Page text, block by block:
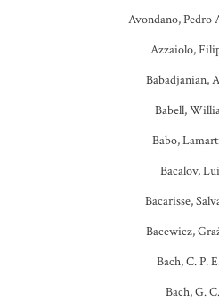
Avondano, Pedro
Azzaiolo,
Babadjanian,
Babell,
Babo,
Bacalov,
Bacarisse,
Bacewicz,
Bach, C. P.
Bach, G. C.